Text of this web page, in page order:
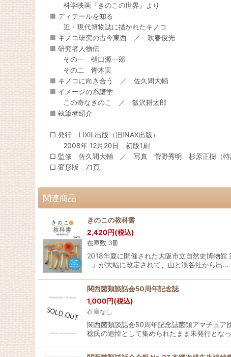
科学映画『きのこの世界』より
■ ディテールを知る
近・現代博物誌に描かれたキノコ
■ キノコ研究の古今東西 ／ 吹春俊光
■ 研究者人物伝
その一 樋口源一郎
その二 青木実
■ キノコに向き合う ／ 佐久間大輔
■ イメージの系譜学
この奇なきのこ ／ 飯沢耕太郎
■ 執筆者紹介
□ 発行 LIXIL出版（旧INAX出版）
2008年 12月20日 初版1刷
□ 監修 佐久間大輔 ／ 写真 菅野秀明 杉原正樹（特記
□ 変形版 71頁
関連商品
きのこの教科書
2,420円(税込)
在庫数 3冊
2018年夏に開催された大阪市立自然史博物
─』が大幅に改定されて、山と渓谷社から出…
関西菌類談話会50周年記念誌
1,000円(税込)
在庫なし
関西菌類談話会50周年記念誌菌類アマチュア
稔氏の追悼として集められたまま未発行とな